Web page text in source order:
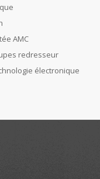
AMC
redresseur
électronique